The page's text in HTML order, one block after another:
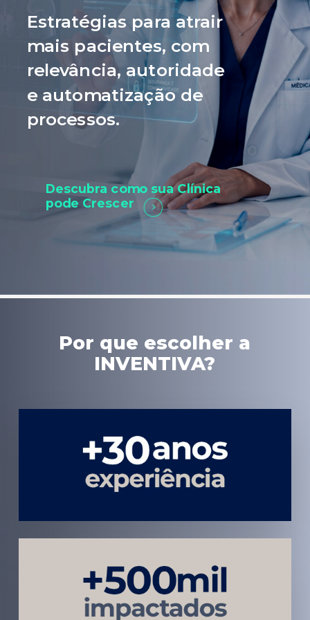
Estratégias para atrair
mais pacientes, com
relevância, autoridade
e automatização de
processos.
Descubra como sua Clínica
pode Crescer
Por que escolher a
INVENTIVA?
Experiência
em Marketing
Médico
Médicos e
Pacientes
Impactados